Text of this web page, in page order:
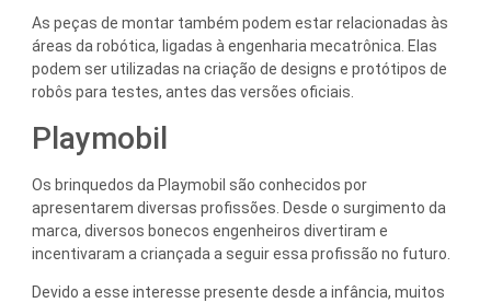
As peças de montar também podem estar relacionadas às
áreas da robótica, ligadas à engenharia mecatrônica. Elas
podem ser utilizadas na criação de designs e protótipos de
robôs para testes, antes das versões oficiais.
Playmobil
Os brinquedos da Playmobil são conhecidos por
apresentarem diversas profissões. Desde o surgimento da
marca, diversos bonecos engenheiros divertiram e
incentivaram a criançada a seguir essa profissão no futuro.
Devido a esse interesse presente desde a infância, muitos